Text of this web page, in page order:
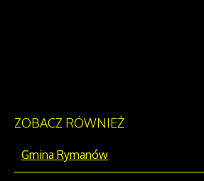
ZOBACZ RÓWNIEŻ
Gmina Rymanów